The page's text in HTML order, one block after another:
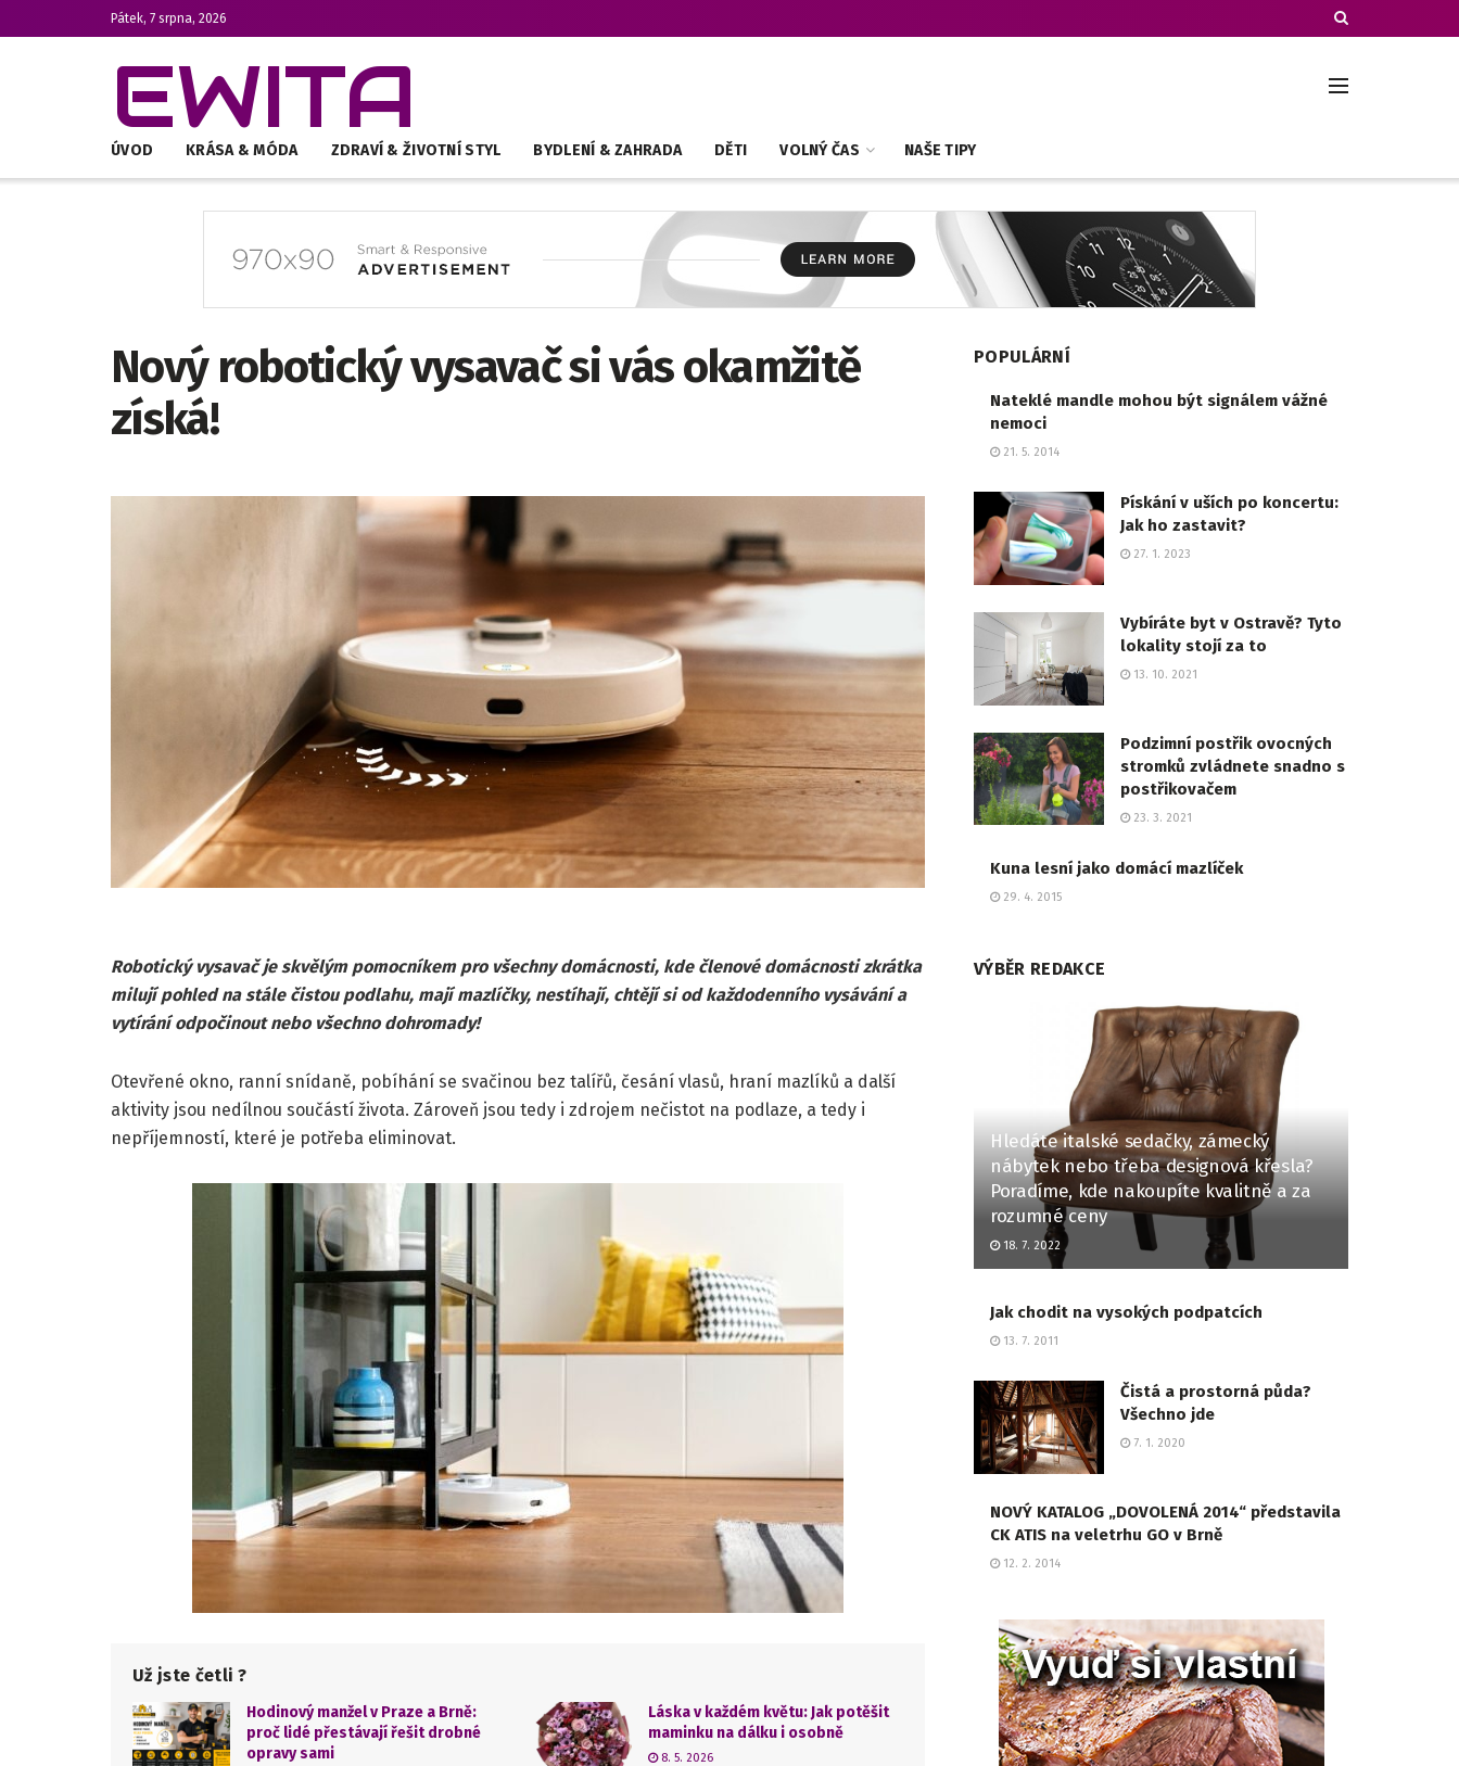
Pátek, 7 srpna, 2026
EWITA
ÚVOD KRÁSA & MÓDA ZDRAVÍ & ŽIVOTNÍ STYL BYDLENÍ & ZAHRADA DĚTI VOLNÝ ČAS NAŠE TIPY
Nový robotický vysavač si vás okamžitě
získá!
Robotický vysavač je skvělým pomocníkem pro všechny domácnosti, kde členové domácnosti zkrátka
milují pohled na stále čistou podlahu, mají mazlíčky, nestíhají, chtějí si od každodenního vysávání a
vytírání odpočinout nebo všechno dohromady!
Otevřené okno, ranní snídaně, pobíhání se svačinou bez talířů, česání vlasů, hraní mazlíků a další
aktivity jsou nedílnou součástí života. Zároveň jsou tedy i zdrojem nečistot na podlaze, a tedy i
nepříjemností, které je potřeba eliminovat.
Už jste četli ?
Hodinový manžel v Praze a Brně:
proč lidé přestávají řešit drobné
opravy sami
Láska v každém květu: Jak potěšit
maminku na dálku i osobně
8. 5. 2026
POPULÁRNÍ
Nateklé mandle mohou být signálem vážné
nemoci
21. 5. 2014
Pískání v uších po koncertu:
Jak ho zastavit?
27. 1. 2023
Vybíráte byt v Ostravě? Tyto
lokality stojí za to
13. 10. 2021
Podzimní postřik ovocných
stromků zvládnete snadno s
postřikovačem
23. 3. 2021
Kuna lesní jako domácí mazlíček
29. 4. 2015
VÝBĚR REDAKCE
Hledáte italské sedačky, zámecký
nábytek nebo třeba designová křesla?
Poradíme, kde nakoupíte kvalitně a za
rozumné ceny
18. 7. 2022
Jak chodit na vysokých podpatcích
13. 7. 2011
Čistá a prostorná půda?
Všechno jde
7. 1. 2020
NOVÝ KATALOG „DOVOLENÁ 2014“ představila
CK ATIS na veletrhu GO v Brně
12. 2. 2014